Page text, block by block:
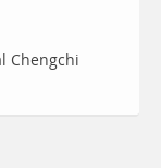
Chengchi